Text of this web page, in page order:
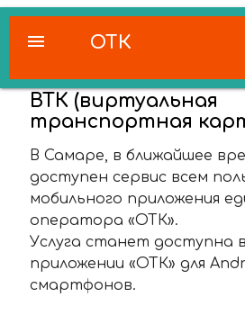
ОТК
menu
ВТК (виртуальная
транспортная
В Самаре, в ближайшее
доступен сервис всем
мобильного приложения
оператора «ОТК».
Услуга станет доступна
приложении «ОТК» для
смартфонов.